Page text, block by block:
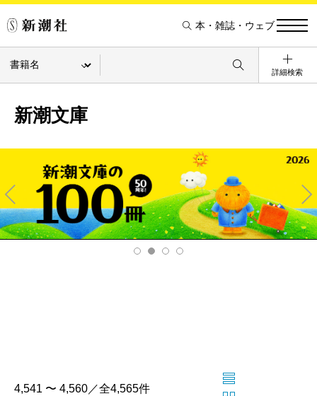
本・雑誌・ウェブ
詳細検索
新潮文庫
Pre
v
Ne
xt
4,541 〜 4,560／全4,565件